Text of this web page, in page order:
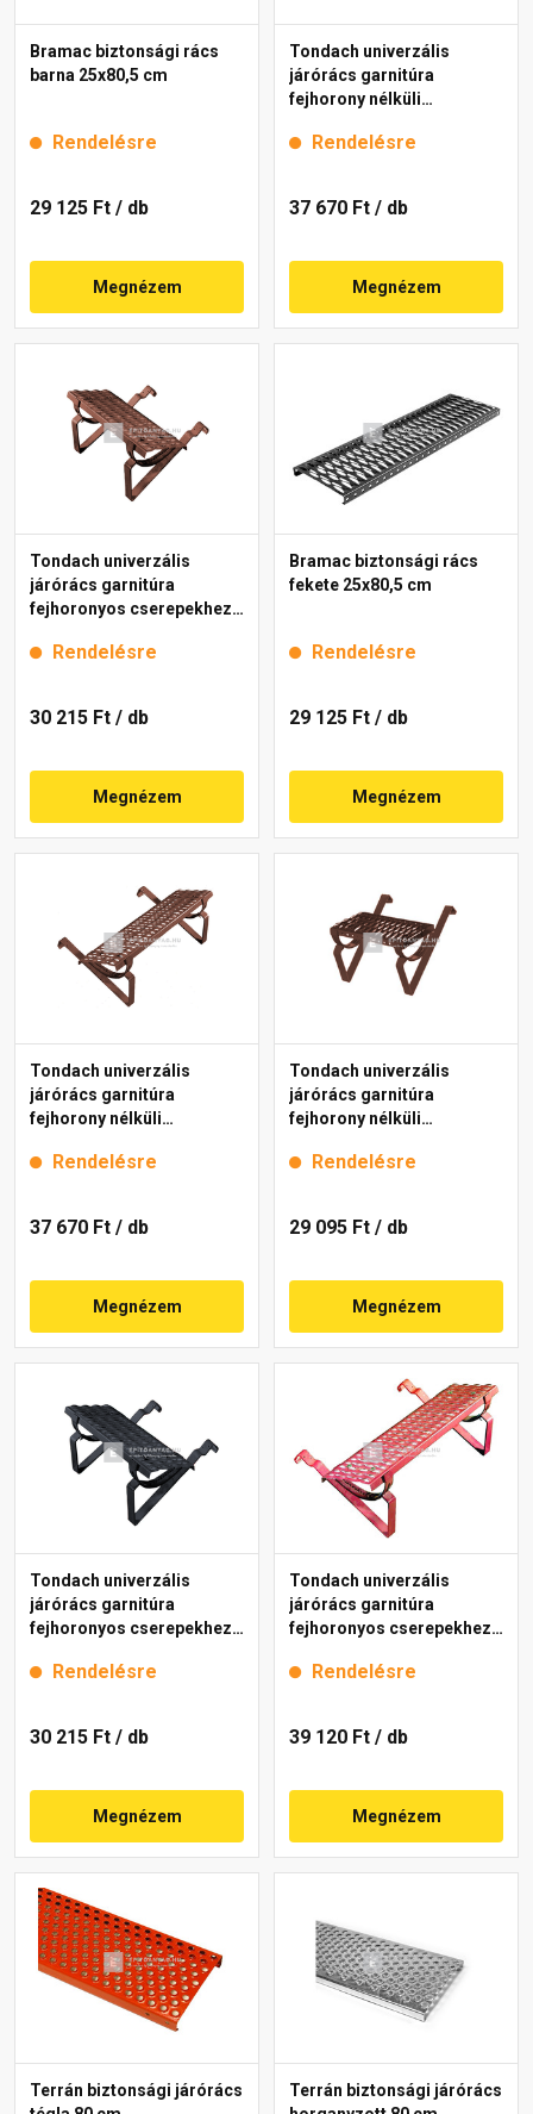
Bramac biztonsági rács
barna 25x80,5 cm
Rendelésre
29 125 Ft / db
Megnézem
Tondach univerzális
járórács garnitúra
fejhorony nélküli
cmRendelésre
37 670 Ft / db
Megnézem
Tondach univerzális
járórács garnitúra
fejhoronyos cserepekhez
Rendelésre
30 215 Ft / db
Megnézem
Bramac biztonsági rács
fekete 25x80,5 cm
Rendelésre
29 125 Ft / db
Megnézem
Tondach univerzális
járórács garnitúra
fejhorony nélküli
Rendelésre
37 670 Ft / db
Megnézem
Tondach univerzális
járórács garnitúra
fejhorony nélküli
Rendelésre
29 095 Ft / db
Megnézem
Tondach univerzális
járórács garnitúra
fejhoronyos cserepekhez
Rendelésre
30 215 Ft / db
Megnézem
Tondach univerzális
járórács garnitúra
fejhoronyos cserepekhez
Rendelésre
39 120 Ft / db
Megnézem
Terrán biztonsági járórács
Terrán biztonsági járórács